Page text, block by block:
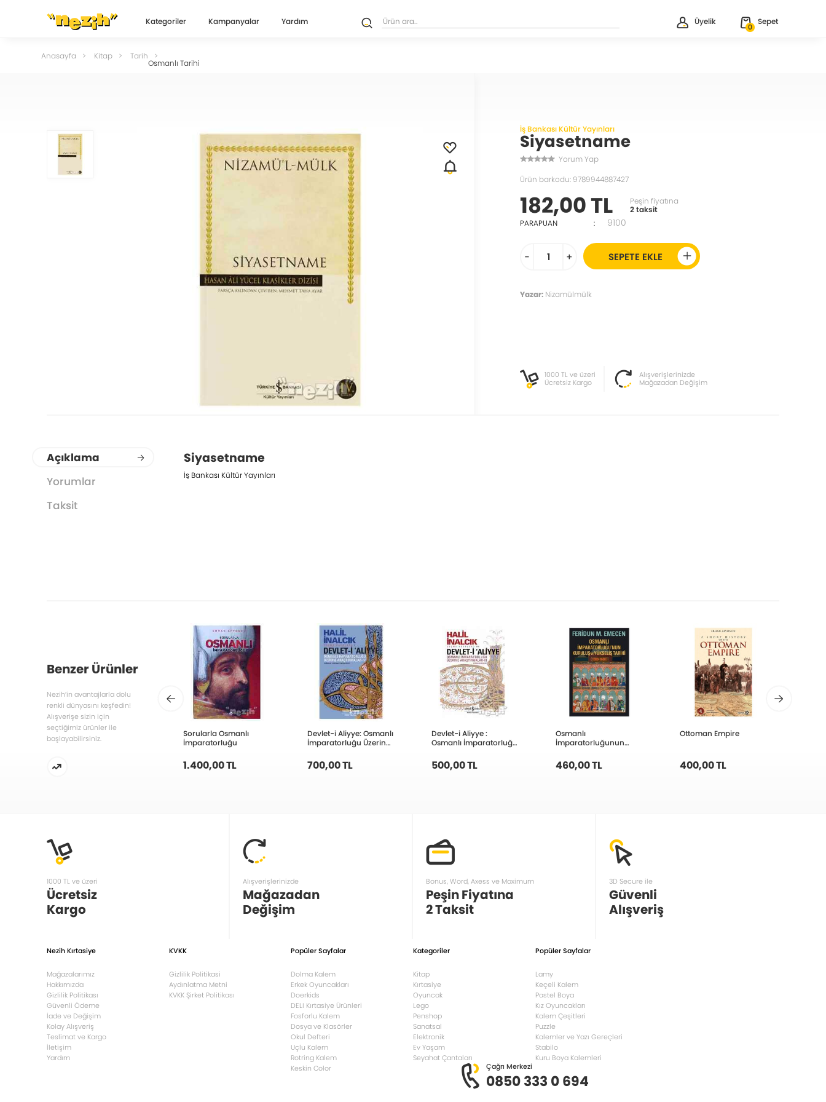
Kategoriler Kampanyalar Yardım Üyelik
0
Sepet
Anasayfa Kitap Tarih
Osmanlı Tarihi
İş Bankası Kültür Yayınları
Siyasetname
Yorum Yap
Ürün barkodu: 9789944887427
182,00 TL
Peşin fiyatına
2 taksit
PARAPUAN
: 9100
- + SEPETE EKLE
Yazar:Nizamülmülk
1000 TL ve üzeri
Ücretsiz Kargo
Alışverişlerinizde
Mağazadan Değişim
Açıklama
Yorumlar
Taksit
Siyasetname
İş Bankası Kültür Yayınları
Benzer Ürünler
Nezih’in avantajlarla dolu
renkli dünyasını keşfedin!
Alışverişe sizin için
seçtiğimiz ürünler ile
başlayabilirsiniz.
Sorularla Osmanlı
İmparatorluğu
1.400,00 TL
Devlet-i Aliyye: Osmanlı
İmparatorluğu Üzerine
700,00 TL
Devlet-i Aliyye :
Osmanlı İmparatorluğu
500,00 TL
Osmanlı
İmparatorluğunun
Tarihi
460,00 TL
Ottoman Empire
400,00 TL
1000 TL ve üzeri
Ücretsiz
Kargo
Alışverişlerinizde
Mağazadan
Değişim
Bonus, Word, Axess ve Maximum
Peşin Fiyatına
2 Taksit
3D Secure ile
Güvenli
Alışveriş
Nezih Kırtasiye
Mağazalarımız
Hakkımızda
Gizlilik Politikası
Güvenli Ödeme
İade ve Değişim
Kolay Alışveriş
Teslimat ve Kargo
İletişim
Yardım
KVKK
Gizlilik Politikasi
Aydınlatma Metni
KVKK Şirket Politikası
Popüler Sayfalar
Dolma Kalem
Erkek Oyuncakları
Doerkids
DELI Kırtasiye Ürünleri
Fosforlu Kalem
Dosya ve Klasörler
Okul Defteri
Uçlu Kalem
Rotring Kalem
Keskin Color
Kategoriler
Kitap
Kırtasiye
Oyuncak
Lego
Penshop
Sanatsal
Elektronik
Ev Yaşam
Seyahat Çantaları
Popüler Sayfalar
Lamy
Keçeli Kalem
Pastel Boya
Kız Oyuncakları
Kalem Çeşitleri
Puzzle
Kalemler ve Yazı Gereçleri
Stabilo
Kuru Boya Kalemleri
Çağrı Merkezi
0850 333 0 694